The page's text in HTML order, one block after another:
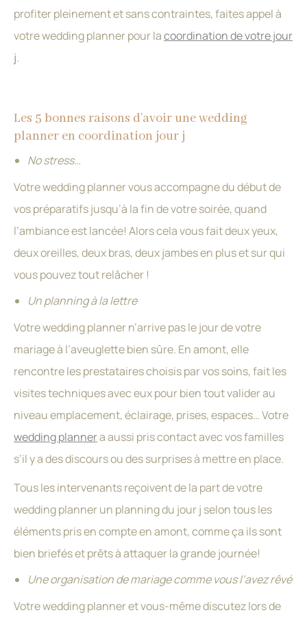
profiter pleinement et sans contraintes, faites appel à
votre wedding planner pour lacoordination de votre jour
j.
Les 5 bonnes raisons d’avoir une wedding
planner en coordination jour j
No stress…
Votre wedding planner vous accompagne du début de
vos préparatifs jusqu’à la fin de votre soirée, quand
l’ambiance est lancée! Alors cela vous fait deux yeux,
deux oreilles, deux bras, deux jambes en plus et sur qui
vous pouvez tout relâcher !
Un planning à la lettre
Votre wedding planner n’arrive pas le jour de votre
mariage à l’aveuglette bien sûre. En amont, elle
rencontre les prestataires choisis par vos soins, fait les
visites techniques avec eux pour bien tout valider au
niveau emplacement, éclairage, prises, espaces… Votre
wedding plannera aussi pris contact avec vos familles
s’il y a des discours ou des surprises à mettre en place.
Tous les intervenants reçoivent de la part de votre
wedding planner un planning du jour j selon tous les
éléments pris en compte en amont, comme ça ils sont
bien briefés et prêts à attaquer la grande journée!
Une organisation de mariage comme vous l’avez rêvé
Votre wedding planner et vous-même discutez lors de